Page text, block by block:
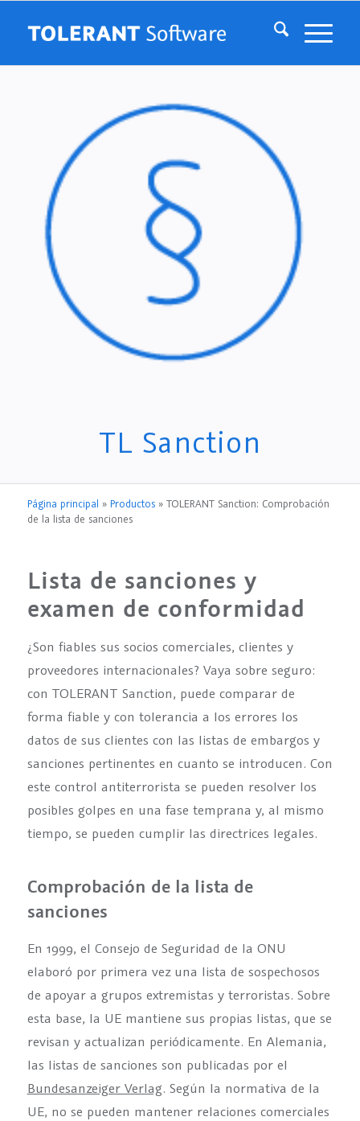
TL Sanction
Página principal » Productos» TOLERANT Sanction: Comprobación
de la lista de sanciones
Lista de sanciones y
examen de conformidad
¿Son fiables sus socios comerciales, clientes y
proveedores internacionales? Vaya sobre seguro:
con TOLERANT Sanction, puede comparar de
forma fiable y con tolerancia a los errores los
datos de sus clientes con las listas de embargos y
sanciones pertinentes en cuanto se introducen. Con
este control antiterrorista se pueden resolver los
posibles golpes en una fase temprana y, al mismo
tiempo, se pueden cumplir las directrices legales.
Comprobación de la lista de
sanciones
En 1999, el Consejo de Seguridad de la ONU
elaboró por primera vez una lista de sospechosos
de apoyar a grupos extremistas y terroristas. Sobre
esta base, la UE mantiene sus propias listas, que se
revisan y actualizan periódicamente. En Alemania,
las listas de sanciones son publicadas por el
Bundesanzeiger Verlag. Según la normativa de la
UE, no se pueden mantener relaciones comerciales